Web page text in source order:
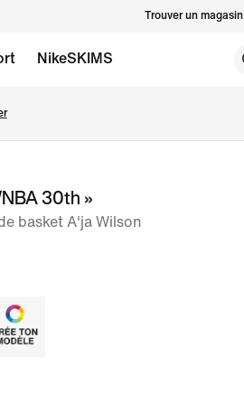
Trouver un magasin
NikeSKIMS
30th »
basket A'ja Wilson